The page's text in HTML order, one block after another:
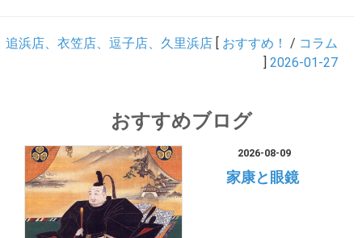
追浜店、衣笠店、逗子店、久里浜店 [ おすすめ！ / コラム
] 2026-01-27
おすすめブログ
2026-08-09
家康と眼鏡